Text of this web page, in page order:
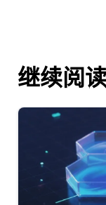
继续阅